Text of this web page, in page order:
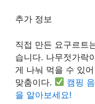
추가 정보
직접 만든 요구르트
습니다. 나무젓가락
게 나눠 먹을 수 있
맞춤이다.
캠핑
을 알아보세요!